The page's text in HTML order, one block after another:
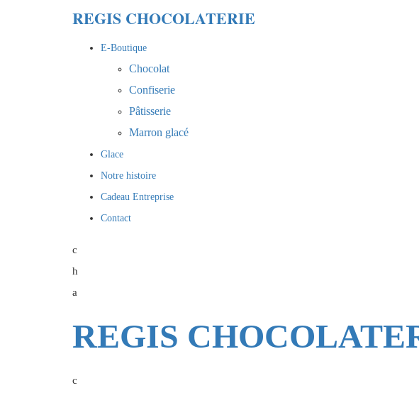
REGIS CHOCOLATERIE
E-Boutique
Chocolat
Confiserie
Pâtisserie
Marron glacé
Glace
Notre histoire
Cadeau Entreprise
Contact
REGIS